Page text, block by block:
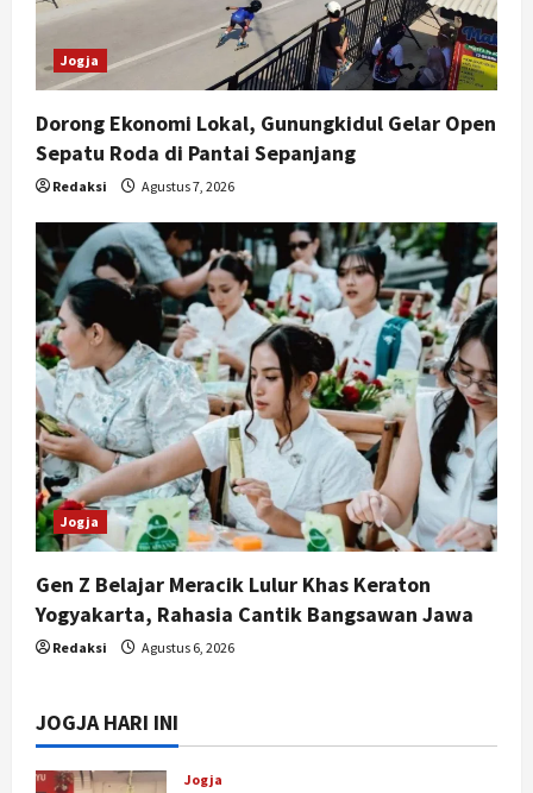
Jogja
Dorong Ekonomi Lokal, Gunungkidul Gelar Open
Sepatu Roda di Pantai Sepanjang
Redaksi Agustus 7, 2026
Jogja
Gen Z Belajar Meracik Lulur Khas Keraton
Yogyakarta, Rahasia Cantik Bangsawan Jawa
Redaksi Agustus 6, 2026
JOGJA HARI INI
Jogja